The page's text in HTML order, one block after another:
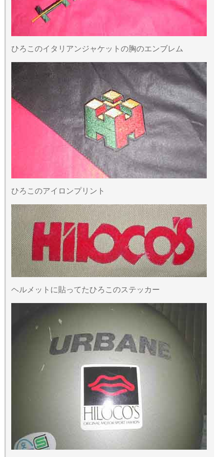
ひろこのイタリアンジャケットの胸のエンブレム
ひろこのアイロンプリント
ヘルメットに貼ってたひろこのステッカー